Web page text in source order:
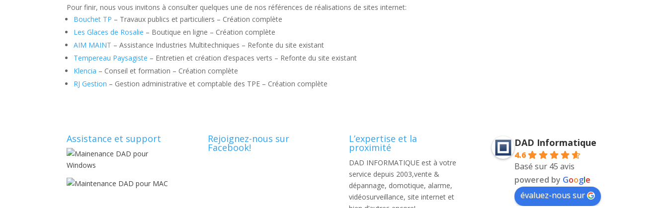
Pour finir, nous vous invitons à consulter quelques une de nos références de réalisations de sites internet:
Bouchet TP – Travaux publics et particuliers – Création complète
Les Glaces de Rosalie – Boutique en ligne – Création complète
AIM MAINT – Assistance Industries Multitechniques – Refonte du site existant
Tempereau Paysagiste – Entretien et création d’espaces verts – Refonte du site existant
Klencia – Conseil et formation – Création complète
RJ Gestion – Gestion administrative et comptable des TPE – Création complète
Assistance et support Rejoignez-nous sur
Facebook!
L’expertise et la
proximité
DAD INFORMATIQUE est à votre
service depuis 2003,vente &
dépannage, domotique, alarme,
vidéosurveillance, site internet et
DAD Informatique
4.6
Basé sur 45 avis
powered by Google
évaluez-nous sur